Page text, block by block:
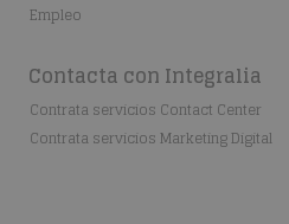
Empleo
Contacta con Integralia
Contrata servicios Contact Center
Contrata servicios Marketing Digital